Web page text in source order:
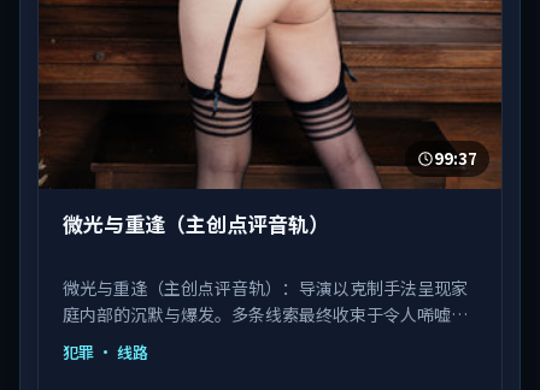
99:37
微光与重逢（主创点评音轨）
微光与重逢（主创点评音轨）：导演以克制手法呈现家
庭内部的沉默与爆发。多条线索最终收束于令人唏嘘的
结局。由徐克执导，刘德华、巩俐、宋康昊等主演，日
本出品，类型为犯罪。
犯罪 · 线路